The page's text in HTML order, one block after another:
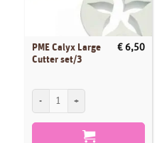
PME Calyx Large
Cutter set/3
€ 6,50
PME Calyx Large Cutter set/3 aantal